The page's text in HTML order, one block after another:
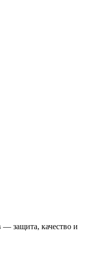
защита, качество и